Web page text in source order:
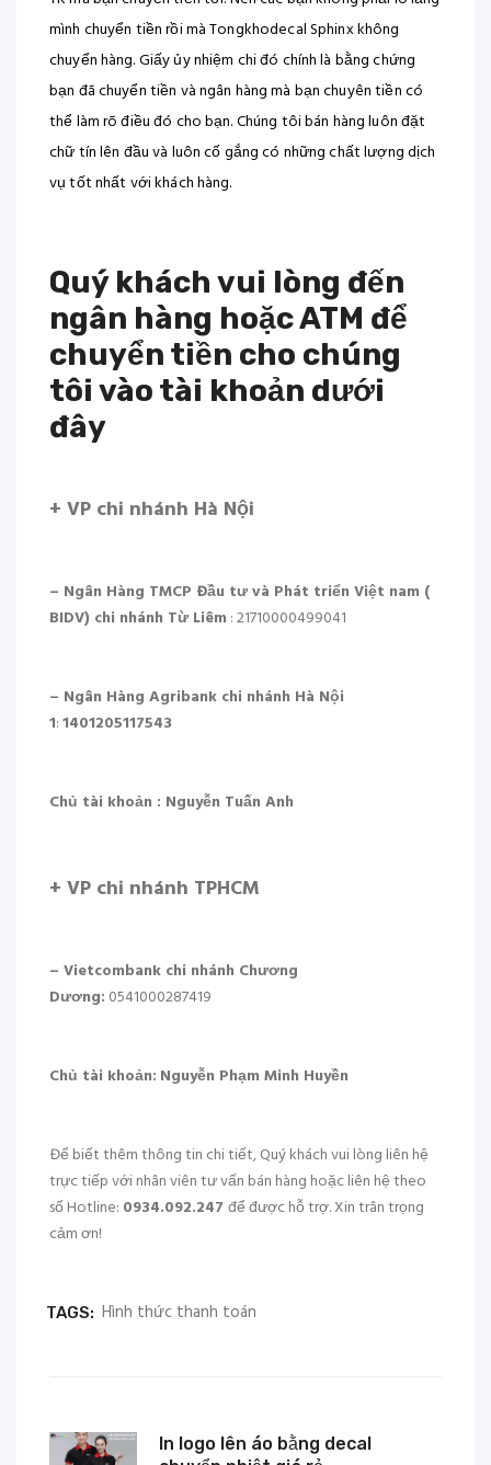
mình chuyển tiền rồi mà Tongkhodecal Sphinx không
chuyển hàng. Giấy ủy nhiệm chi đó chính là bằng chứng
bạn đã chuyển tiền và ngân hàng mà bạn chuyên tiền có
thể làm rõ điều đó cho bạn. Chúng tôi bán hàng luôn đặt
chữ tín lên đầu và luôn cố gắng có những chất lượng dịch
vụ tốt nhất với khách hàng.
Quý khách vui lòng đến
ngân hàng hoặc ATM để
chuyển tiền cho chúng
tôi vào tài khoản dưới
đây
+ VP chi nhánh Hà Nội
– Ngân Hàng TMCP Đầu tư và Phát triển Việt nam (
BIDV) chi nhánh Từ Liêm : 21710000499041
– Ngân Hàng Agribank chi nhánh Hà Nội
1:1401205117543
Chủ tài khoản : Nguyễn Tuấn Anh
+ VP chi nhánh TPHCM
– Vietcombank chi nhánh Chương
Dương: 0541000287419
Chủ tài khoản: Nguyễn Phạm Minh Huyền
Để biết thêm thông tin chi tiết, Quý khách vui lòng liên hệ
trực tiếp với nhân viên tư vấn bán hàng hoặc liên hệ theo
số Hotline: 0934.092.247 để được hỗ trợ. Xin trân trọng
cảm ơn!
TAGS: Hình thức thanh toán
In logo lên áo bằng decal